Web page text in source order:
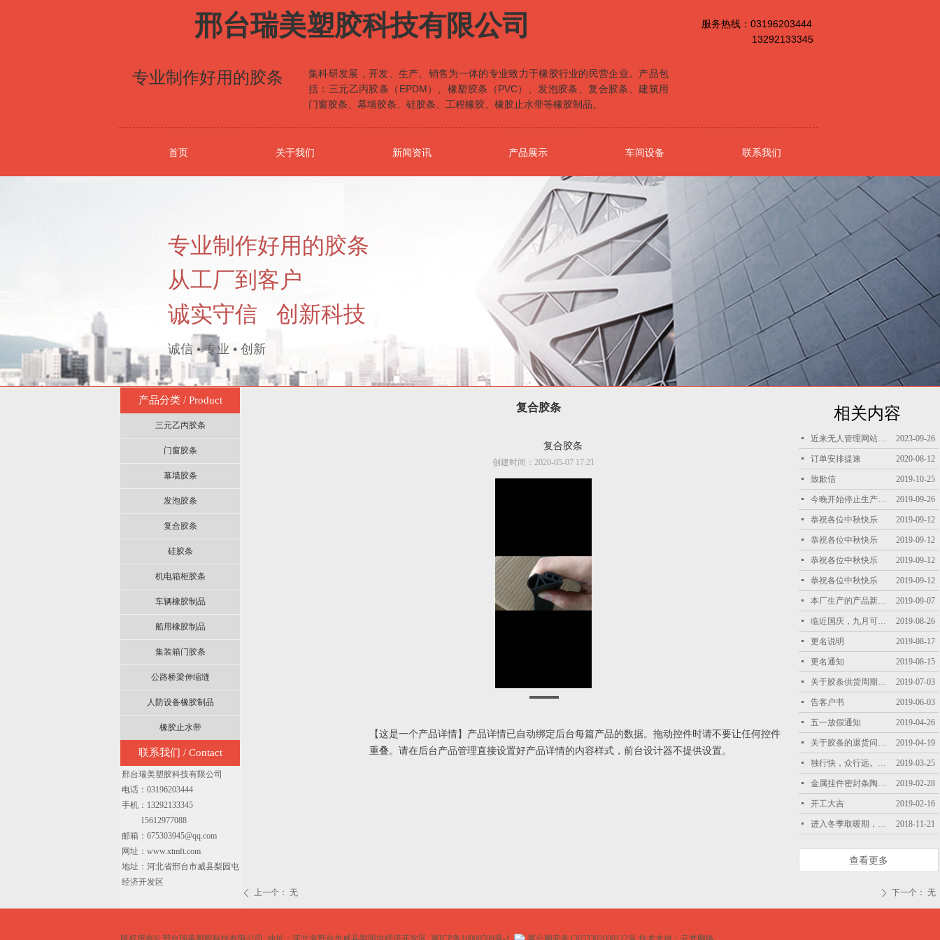
邢台瑞美塑胶科技有限公司
专业制作好用的胶条
集科研发展，开发、生产、销售为一体的专业致力于橡胶行业的民营企业。产品包
括：三元乙丙胶条（EPDM）、橡塑胶条（PVC）、发泡胶条、复合胶条、建筑用
门窗胶条、幕墙胶条、硅胶条、工程橡胶、橡胶止水带等橡胶制品。
服务热线：03196203444
13292133345
首页 关于我们 新闻资讯 产品展示 车间设备 联系我们
专业制作好用的胶条
从工厂到客户
诚实守信 创新科技
诚信 • 专业 • 创新
复合胶条
复合胶条
ꄴ 上一个： 无 ꄲ 下一个： 无
【这是一个产品详情】产品详情已自动绑定后台每篇产品的数据。拖动控件时请不要让任何控件
重叠。请在后台产品管理直接设置好产品详情的内容样式，前台设计器不提供设置。
创建时间： 2020-05-07 17:21
相关内容
2023-09-26
넷 近来无人管理网站，内容更新不及时，恭祝天南海北的客户朋友中秋国庆双节快乐！招聘兼职网站管理员！
2020-08-12
넷 订单安排提速
2019-10-25
넷 致歉信
2019-09-26
넷 今晚开始停止生产！为国庆做出自己的贡献
2019-09-12
넷 恭祝各位中秋快乐
2019-09-12
넷 恭祝各位中秋快乐
2019-09-12
넷 恭祝各位中秋快乐
2019-09-12
넷 恭祝各位中秋快乐
2019-09-07
넷 本厂生产的产品新办理了备案证明
2019-08-26
넷 临近国庆，九月可能有单的客户提前把单子报过来
2019-08-17
넷 更名说明
2019-08-15
넷 更名通知
2019-07-03
넷 关于胶条供货周期变长，
2019-06-03
넷 告客户书
2019-04-26
넷 五一放假通知
2019-04-19
넷 关于胶条的退货问题，
2019-03-25
넷 独行快，众行远。瑞丽人愿意与所有客户共同进步
2019-02-28
넷 金属挂件密封条陶土板密封条
2019-02-16
넷 开工大吉
2018-11-21
넷 进入冬季取暖期，三元乙丙胶条产能受限
查看更多
产品分类 / Product
三元乙丙胶条
门窗胶条
幕墙胶条
发泡胶条
复合胶条
硅胶条
机电箱柜胶条
车辆橡胶制品
船用橡胶制品
集装箱门胶条
公路桥梁伸缩缝
人防设备橡胶制品
橡胶止水带
联系我们 / Contact
邢台瑞美塑胶科技有限公司
电话：03196203444
手机：13292133345
15612977088
邮箱：675303945@qq.com
网址：www.xtmft.com
地址：河北省邢台市威县梨园屯
经济开发区